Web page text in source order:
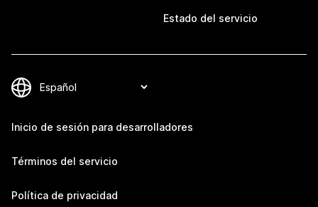
Estado del servicio
Inicio de sesión para desarrolladores
Términos del servicio
Política de privacidad